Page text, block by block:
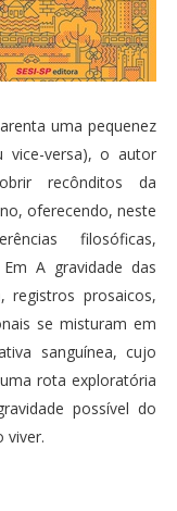
uma pequenez
vice-versa), o autor
recônditos da
oferecendo, neste
filosóficas,
A gravidade das
registros prosaicos,
se misturam em
sanguínea, cujo
rota exploratória
possível do
viver.